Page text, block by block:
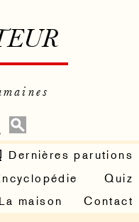
Dernières parutions
Quiz
La maison Contact